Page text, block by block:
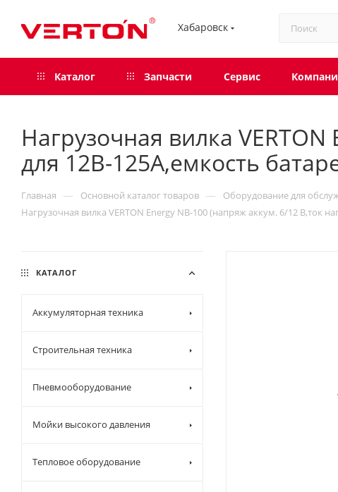
Хабаровск
Каталог Запчасти Сервис
Нагрузочная вилка
для 12В-125А,емкость
Главная — Основной каталог товаров — Оборудование для
Нагрузочная вилка VERTON Energy NB-100 (напряж аккум. 6/12 В,ток
КАТАЛОГ
Аккумуляторная техника
Строительная техника
Пневмооборудование
Мойки высокого давления
Тепловое оборудование